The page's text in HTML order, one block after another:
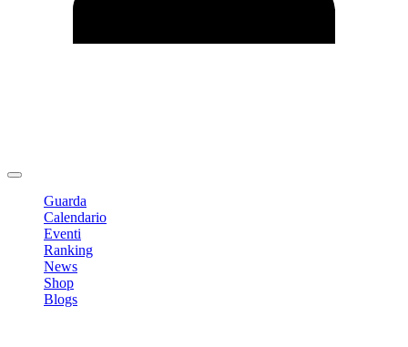
Guarda
Calendario
Eventi
Ranking
News
Shop
Blogs